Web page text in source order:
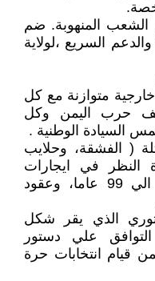
الشعب المنهوبة. ضم
السريع ،لولاية
متوازنة مع كل
حرب اليمن وكل
السيادة الوطنية .
( الفشقة، وحلايب
النظر في ايجارات
الأراضي الزراعية بعقود وصلت الي 99 عاما، وعقود
الذي يقر شكل
علي دستور
قيام انتخابات حرة